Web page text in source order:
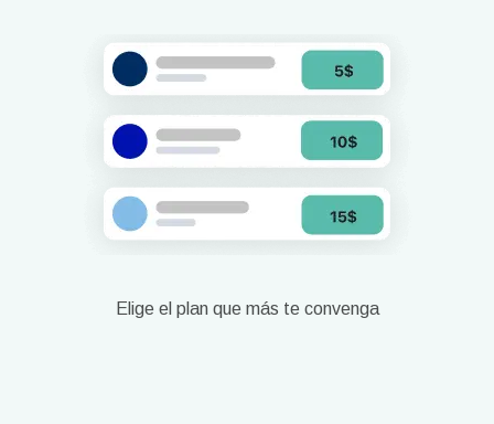
Elige el plan que más te convenga